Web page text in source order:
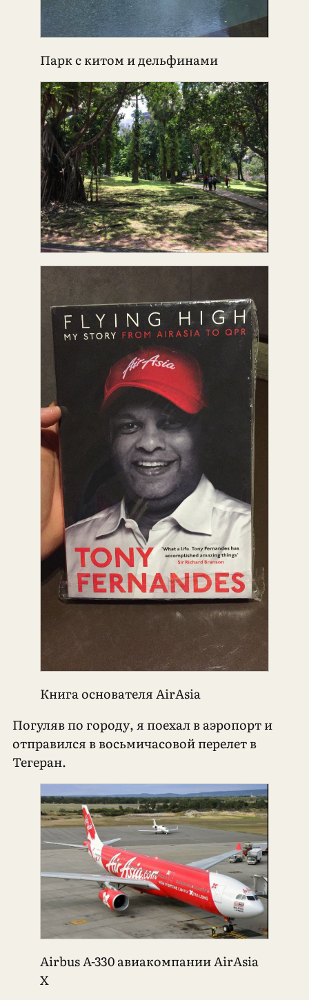
Парк с китом и дельфинами
Книга основателя AirAsia
Погуляв по городу, я поехал в аэропорт и
отправился в восьмичасовой перелет в
Тегеран.
Airbus A-330 авиакомпании AirAsia
X